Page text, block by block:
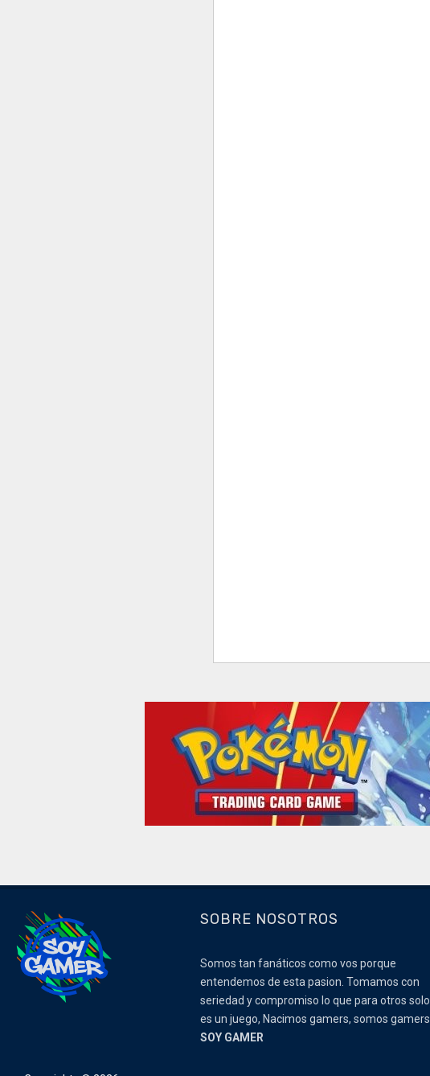
SOBRE NOSOTROS
Somos tan fanáticos como vos porque
entendemos de esta pasion. Tomamos con
seriedad y compromiso lo que para otros solo
es un juego, Nacimos gamers, somos gamers.
SOY GAMER